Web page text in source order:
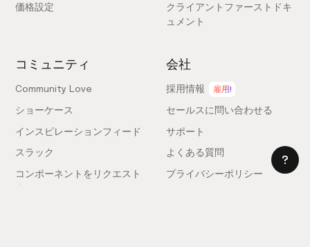
価格設定
クライアントファーストドキ
ュメント
コミュニティ
Community Love
ショーケース
インスピレーションフィード
スラック
コンポーネントをリクエスト
する
会社
採用情報 雇用!
セールスに問い合わせる
サポート
よくある質問
プライバシーポリシー